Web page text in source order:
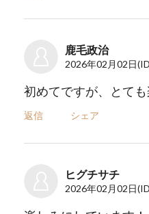
鹿毛政治
2026年02月02日
初めてですが、とて
返信 シェア
ヒグチサチ
2026年02月02日